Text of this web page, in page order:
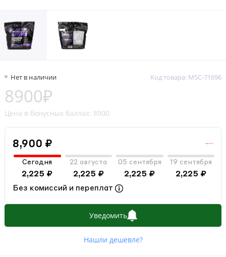
Нет в наличии Код товара: MSC-71696
8900₽
Цена в бонусных баллах: 8900
8,900 ₽
Сегодня
2,225 ₽
22 августа
2,225 ₽
05 сентября
2,225 ₽
19 сентября
2,225 ₽
Без комиссий и переплат
Уведомить
Нашли дешевле?